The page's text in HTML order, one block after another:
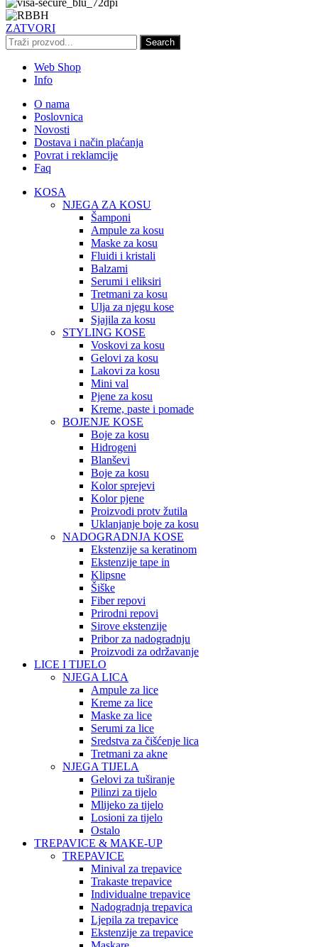
ZATVORI
Search
Web Shop
Info
O nama
Poslovnica
Novosti
Dostava i način plaćanja
Povrat i reklamcije
Faq
KOSA
NJEGA ZA KOSU
Šamponi
Ampule za kosu
Maske za kosu
Fluidi i kristali
Balzami
Serumi i eliksiri
Tretmani za kosu
Ulja za njegu kose
Sjajila za kosu
STYLING KOSE
Voskovi za kosu
Gelovi za kosu
Lakovi za kosu
Mini val
Pjene za kosu
Kreme, paste i pomade
BOJENJE KOSE
Boje za kosu
Hidrogeni
Blanševi
Boje za kosu
Kolor sprejevi
Kolor pjene
Proizvodi protv žutila
Uklanjanje boje za kosu
NADOGRADNJA KOSE
Ekstenzije sa keratinom
Ekstenzije tape in
Klipsne
Šiške
Fiber repovi
Prirodni repovi
Sirove ekstenzije
Pribor za nadogradnju
Proizvodi za održavanje
LICE I TIJELO
NJEGA LICA
Ampule za lice
Kreme za lice
Maske za lice
Serumi za lice
Sredstva za čišćenje lica
Tretmani za akne
NJEGA TIJELA
Gelovi za tuširanje
Pilinzi za tijelo
Mlijeko za tijelo
Losioni za tijelo
Ostalo
TREPAVICE & MAKE-UP
TREPAVICE
Minival za trepavice
Trakaste trepavice
Individualne trepavice
Nadogradnja trepavica
Ljepila za trepavice
Ekstenzije za trepavice